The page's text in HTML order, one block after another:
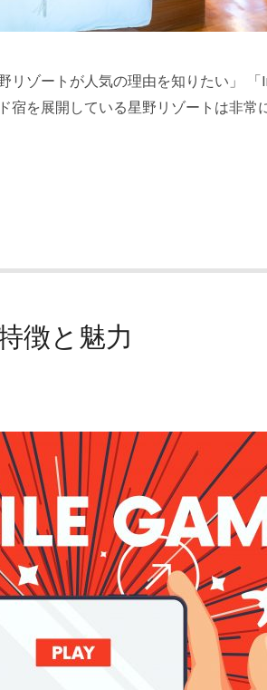
リゾートが人気の理由を知りたい」
を展開している星野リゾートは非常
徴と魅力